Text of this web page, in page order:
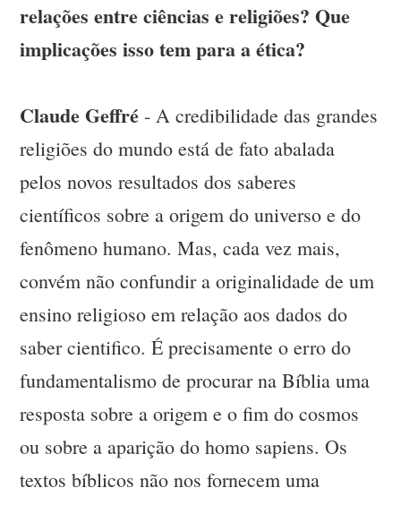
relações entre ciências e religiões? Que
implicações isso tem para a ética?
Claude Geffré - A credibilidade das grandes
religiões do mundo está de fato abalada
pelos novos resultados dos saberes
científicos sobre a origem do universo e do
fenômeno humano. Mas, cada vez mais,
convém não confundir a originalidade de um
ensino religioso em relação aos dados do
saber cientifico. É precisamente o erro do
fundamentalismo de procurar na Bíblia uma
resposta sobre a origem e o fim do cosmos
ou sobre a aparição do homo sapiens. Os
textos bíblicos não nos fornecem uma